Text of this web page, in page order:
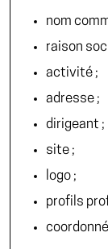
nom
raison
activité ;
adresse ;
dirigeant ;
site ;
logo ;
profils